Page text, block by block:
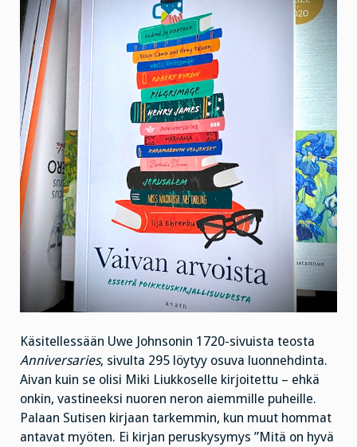
Käsitellessään Uwe Johnsonin 1720-sivuista teosta
Anniversaries, sivulta 295 löytyy osuva luonnehdinta.
Aivan kuin se olisi Miki Liukkoselle kirjoitettu – ehkä
onkin, vastineeksi nuoren neron aiemmille puheille.
Palaan Sutisen kirjaan tarkemmin, kun muut hommat
antavat myöten. Ei kirjan peruskysymys ”Mitä on hyvä